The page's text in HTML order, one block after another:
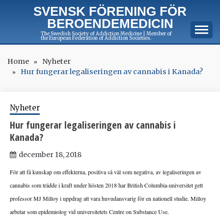
SVENSK FÖRENING FÖR
BEROENDEMEDICIN
The Swedish Society of Addiction Medicine | Member of
the European Federation of Addiction Societies.
Home
Nyheter
Hur fungerar legaliseringen av cannabis i Kanada?
Nyheter
Hur fungerar legaliseringen av cannabis i
Kanada?
december 18, 2018
För att få kunskap om effekterna, positiva så väl som negativa, av legaliseringen av
cannabis som trädde i kraft under hösten 2018 har British Columbia-universitet gett
professor MJ Milloy i uppdrag att vara huvudansvarig för en nationell studie. Milloy
arbetar som epidemiolog vid universitetets Centre on Substance Use.